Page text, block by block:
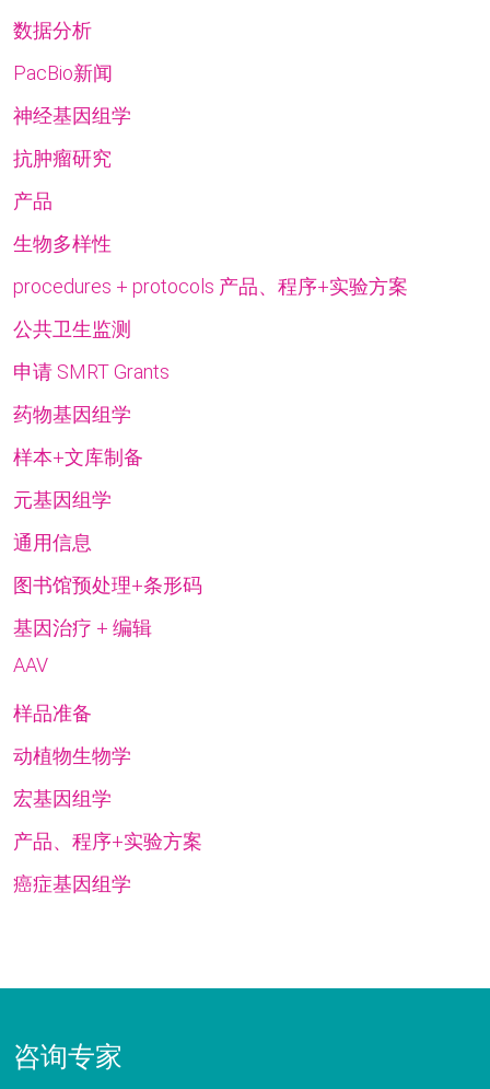
数据分析
PacBio新闻
神经基因组学
抗肿瘤研究
产品
生物多样性
procedures + protocols 产品、程序+实验方案
公共卫生监测
申请 SMRT Grants
药物基因组学
样本+文库制备
元基因组学
通用信息
图书馆预处理+条形码
基因治疗 + 编辑
AAV
样品准备
动植物生物学
宏基因组学
产品、程序+实验方案
癌症基因组学
咨询专家